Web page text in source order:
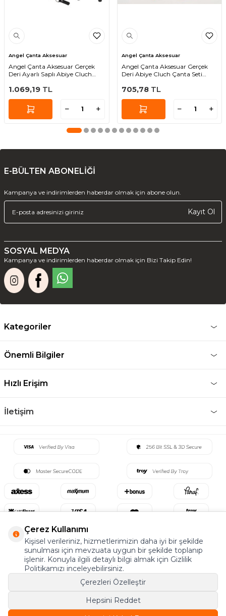
Angel Çanta Aksesuar
Angel Çanta Aksesuar Gerçek
Deri Ayarlı Saplı Abiye Cluch
Metalli
1.069,19 TL
Angel Çanta Aksesuar
Angel Çanta Aksesuar Gerçek
Deri Abiye Cluch Çanta Seti
705,78TL
E-BÜLTEN ABONELİĞİ
Kampanya ve indirimlerden haberdar olmak için abone olun.
Kayıt Ol
SOSYAL MEDYA
Kampanya ve indirimlerden haberdar olmak için Bizi Takip Edin!
Kategoriler
Önemli Bilgiler
Hızlı Erişim
İletişim
©2022 Tüm Hakkı Saklıdır. v5 Tema19
E-Ticaret Sistemleriyle Hazırlanmıştır.
Çerez Kullanımı
Kişisel verileriniz, hizmetlerimizin daha iyi bir şekilde
sunulması için mevzuata uygun bir şekilde toplanıp
işlenir. Konuyla ilgili detaylı bilgi almak için Gizlilik
Politikamızı inceleyebilirsiniz.
Çerezleri Özelleştir
Hepsini Reddet